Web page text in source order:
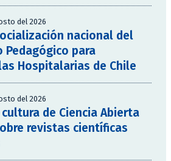
del 2026
nacional del
Pedagógico para
Hospitalarias de Chile
del 2026
de Ciencia Abierta
revistas científicas